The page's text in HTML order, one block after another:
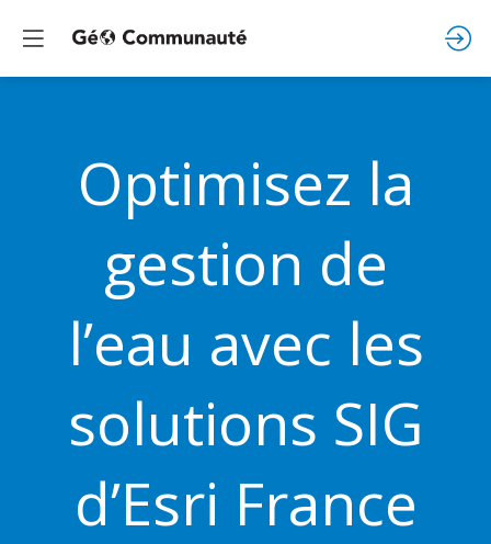
Optimisez la
gestion de
l’eau avec les
solutions SIG
d’Esri France